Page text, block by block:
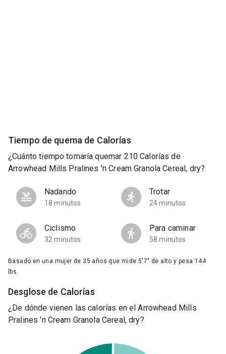
Tiempo de quema de Calorías
¿Cuánto tiempo tomaría quemar 210 Calorías de
Arrowhead Mills Pralines 'n Cream Granola Cereal, dry?
Nadando
18 minutos
Trotar
24 minutos
Ciclismo
32 minutos
Para caminar
58 minutos
Basado en una mujer de 35 años que mide 5'7" de alto y pesa 144
lbs.
Desglose de Calorías
¿De dónde vienen las calorías en el Arrowhead Mills
Pralines 'n Cream Granola Cereal, dry?